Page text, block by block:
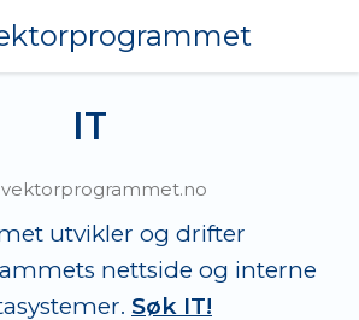
IT
utvikler og drifter
nettside og interne
Søk IT!